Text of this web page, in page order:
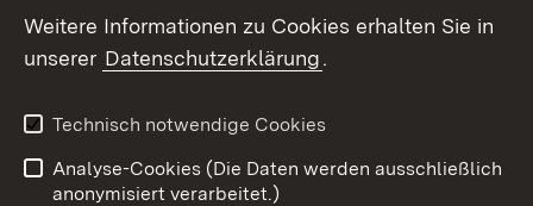
Social Wall
X / Twitter
Youtube
Weitere Informationen zu Cookies erhalten Sie in
unserer Datenschutzerklärung.
Technisch notwendige Cookies
Analyse-Cookies (Die Daten werden ausschließlich
anonymisiert verarbeitet.)